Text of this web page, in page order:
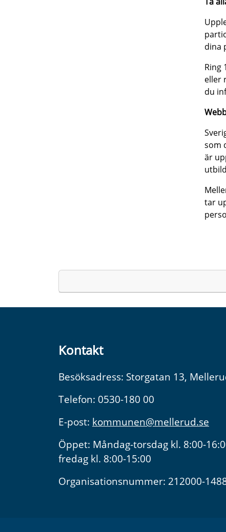
dina
Ring
eller
du
som
är
tar
Kontakt
Besöksadress: Storgatan 13,
Telefon: 0530-180 00
E-post: kommunen@mellerud.se
Öppet: Måndag-torsdag kl. 8:00-
fredag kl. 8:00-15:00
Organisationsnummer: 212000-